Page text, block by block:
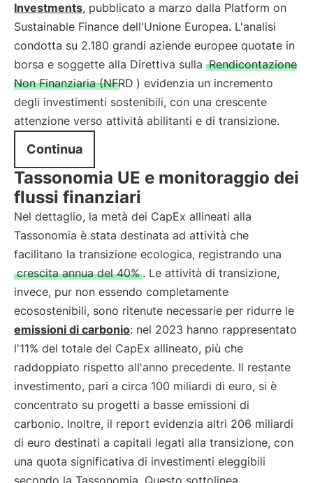
Investments, pubblicato a marzo dalla Platform on
Sustainable Finance dell'Unione Europea. L'analisi
condotta su 2.180 grandi aziende europee quotate in
borsa e soggette alla Direttiva sulla Rendicontazione
Non Finanziaria (NFRD ) evidenzia un incremento
degli investimenti sostenibili, con una crescente
attenzione verso attività abilitanti e di transizione.
Continua
Tassonomia UE e monitoraggio dei
flussi finanziari
Nel dettaglio, la metà dei CapEx allineati alla
Tassonomia è stata destinata ad attività che
facilitano la transizione ecologica, registrando una
crescita annua del 40% . Le attività di transizione,
invece, pur non essendo completamente
ecosostenibili, sono ritenute necessarie per ridurre le
emissioni di carbonio: nel 2023 hanno rappresentato
l'11% del totale del CapEx allineato, più che
raddoppiato rispetto all'anno precedente. Il restante
investimento, pari a circa 100 miliardi di euro, si è
concentrato su progetti a basse emissioni di
carbonio. Inoltre, il report evidenzia altri 206 miliardi
di euro destinati a capitali legati alla transizione, con
una quota significativa di investimenti eleggibili
secondo la Tassonomia. Questo sottolinea